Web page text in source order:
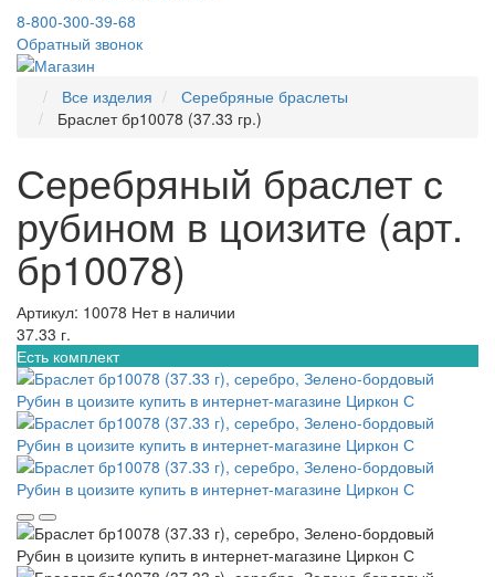
8-800-300-39-68
Обратный звонок
Все изделия
Серебряные браслеты
Браслет бр10078 (37.33 гр.)
Серебряный браслет с
рубином в цоизите (арт.
бр10078)
Артикул: 10078 Нет в наличии
37.33 г.
Есть комплект